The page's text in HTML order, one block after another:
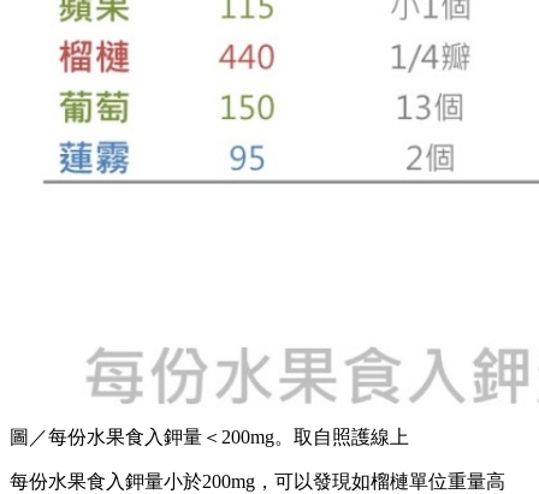
圖／每份水果食入鉀量＜200mg。取自照護線上
每份水果食入鉀量小於200mg，可以發現如榴槤單位重量高